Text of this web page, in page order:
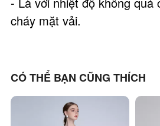
cháy mặt vải.
CÓ THỂ BẠN CŨNG THÍCH